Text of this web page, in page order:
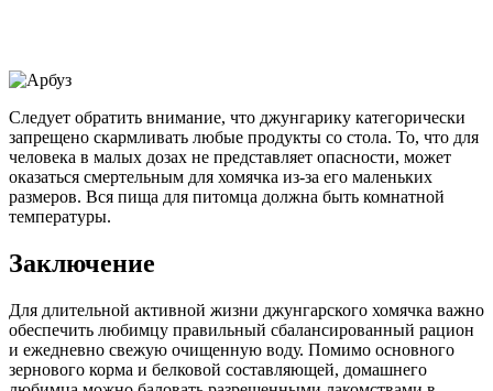
Следует обратить внимание, что джунгарику категорически
запрещено скармливать любые продукты со стола. То, что для
человека в малых дозах не представляет опасности, может
оказаться смертельным для хомячка из-за его маленьких
размеров. Вся пища для питомца должна быть комнатной
температуры.
Заключение
Для длительной активной жизни джунгарского хомячка важно
обеспечить любимцу правильный сбалансированный рацион
и ежедневно свежую очищенную воду. Помимо основного
зернового корма и белковой составляющей, домашнего